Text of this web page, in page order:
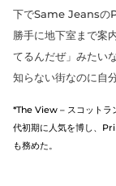
下でSame Jeansの
勝手に地下室まで案
てるんだぜ」みたい
知らない街なのに自
*The View – スコットラ
代初期に人気を博し、
も務めた。